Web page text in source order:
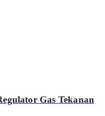
Gas Tekanan